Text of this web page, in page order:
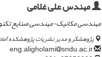
مهندس علی غلامی
مهندسی مکانیک-مهندسی صنایع
پژوهشگر و مدیر نشریات پژوهشکده
sndu.ac.ir